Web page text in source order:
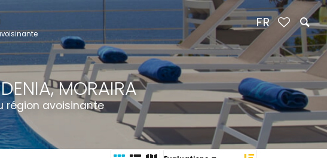
MORAIRA
région avoisinante
FR